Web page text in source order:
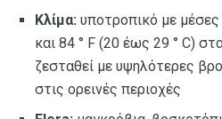
Κλίμα: υποτροπικό με
και 84 ° F (20 έως 29 ° C)
ζεσταθεί με υψηλότερες
στις ορεινές περιοχές